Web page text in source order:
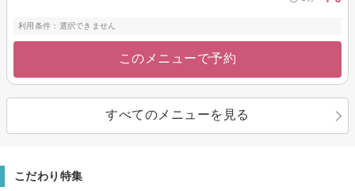
利用条件：選択できません
このメニューで予約
すべてのメニューを見る
こだわり特集